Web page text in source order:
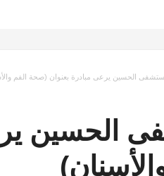
الحسين يرعى مبادرة بعنوان (صحة الفم
الحسين